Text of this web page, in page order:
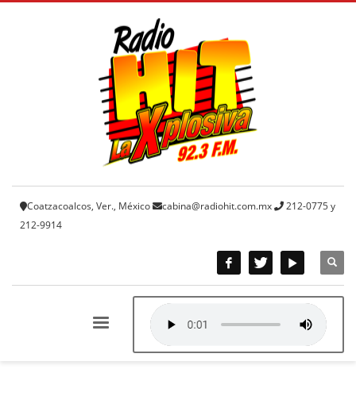
Coatzacoalcos, Ver., México cabina@radiohit.com.mx
212-0775 y
212-9914